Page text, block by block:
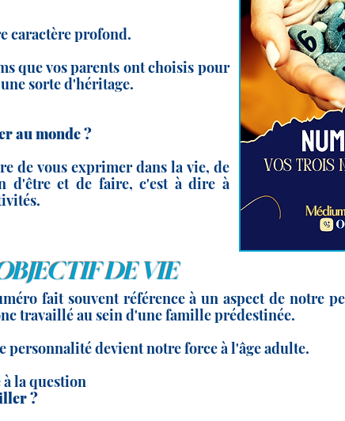
caractère profond.
que vos parents ont choisis pour
sorte d'héritage.
au monde ?
de vous exprimer dans la vie, de
d'être et de faire, c'est à dire à
DE VIE
fait souvent référence à un aspect de notre
travaillé au sein d'une famille prédestinée.
personnalité devient notre force à l'âge adulte.
la question
?